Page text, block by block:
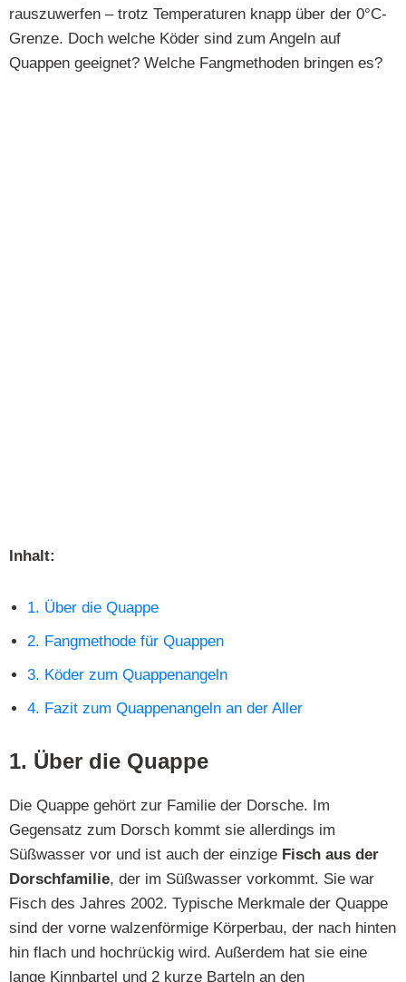
rauszuwerfen – trotz Temperaturen knapp über der 0°C-
Grenze. Doch welche Köder sind zum Angeln auf
Quappen geeignet? Welche Fangmethoden bringen es?
Inhalt:
1. Über die Quappe
2. Fangmethode für Quappen
3. Köder zum Quappenangeln
4. Fazit zum Quappenangeln an der Aller
1. Über die Quappe
Die Quappe gehört zur Familie der Dorsche. Im
Gegensatz zum Dorsch kommt sie allerdings im
Süßwasser vor und ist auch der einzige Fisch aus der
Dorschfamilie, der im Süßwasser vorkommt. Sie war
Fisch des Jahres 2002. Typische Merkmale der Quappe
sind der vorne walzenförmige Körperbau, der nach hinten
hin flach und hochrückig wird. Außerdem hat sie eine
lange Kinnbartel und 2 kurze Barteln an den